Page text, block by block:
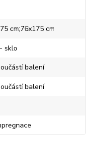
cm;76x175 cm
sklo
balení
balení